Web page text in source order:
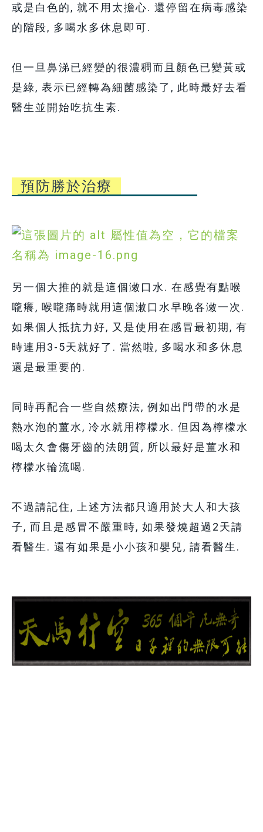
或是白色的, 就不用太擔心. 還停留在病毒感染
的階段, 多喝水多休息即可.
但一旦 鼻涕已經變的很濃稠而且顏色已變黃或
是綠, 表示已經轉為細菌感染了, 此時最好去看
醫生並開始吃抗生素.
預防勝於治療
另一個大推的就是這個潄口水. 在感覺有點喉
嚨癢, 喉嚨痛時就用這個潄口水早晚各潄一次.
如果個人抵抗力好, 又是使用在感冒最初期, 有
時連用3-5天就好了. 當然啦, 多喝水和多休息
還是最重要的.
同時再配合一些自然療法, 例如出門帶的水是
熱水泡的薑水, 冷水就用檸檬水. 但因為檸檬水
喝太久會傷牙齒的法朗質, 所以最好是薑水和
檸檬水輪流喝.
不過請記住, 上述方法都只適用於大人和大孩
子, 而且是感冒不嚴重時, 如果發燒超過2天請
看醫生. 還有如果是小小孩和嬰兒, 請看醫生.